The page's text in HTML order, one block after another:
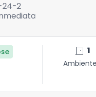
24-2
door_front 1